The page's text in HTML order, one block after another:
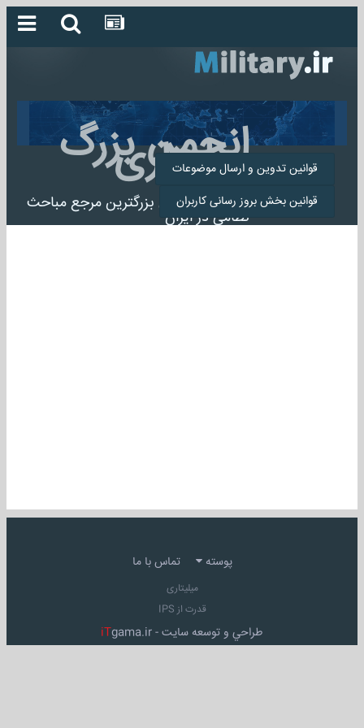
انجمن بزرگ
میلیتاری
انجمن میلیتاری بزرگترین مرجع مباحث
نظامی در ایران
قوانین تدوین و ارسال موضوعات
قوانین بخش بروز رسانی کاربران
پوسته تماس با ما
میلیتاری
قدرت از IPS
طراحي و توسعه سايت - iTgama.ir